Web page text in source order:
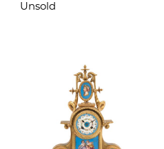
firmados. 39 y 40 cm
Unsold